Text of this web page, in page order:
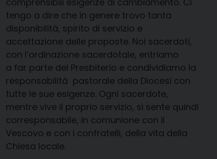
tengo a dire che in genere trovo tanta
disponibilità, spirito di servizio e
accettazione delle proposte. Noi sacerdoti,
con l’ordinazione sacerdotale, entriamo
a far parte del Presbiterio e condividiamo la
responsabilità pastorale della Diocesi con
tutte le sue esigenze. Ogni sacerdote,
mentre vive il proprio servizio, si sente quindi
corresponsabile, in comunione con il
Vescovo e con i confratelli, della vita della
Chiesa locale.